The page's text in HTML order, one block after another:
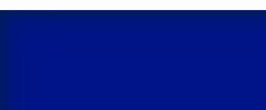
Дерматовенеролог; Дерматовенеролог